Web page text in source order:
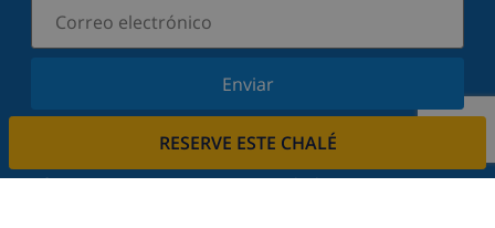
RESERVE ESTE CHALÉ
Enviar
Suscríbase a nuestro boletín y manténgase
ofertas. Respetamos su privacidad.